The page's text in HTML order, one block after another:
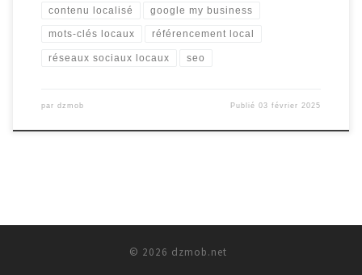
contenu localisé google my business
mots-clés locaux référencement local
réseaux sociaux locaux seo
par dzmob Publié03 février 2025
© 2026 dzmob.net